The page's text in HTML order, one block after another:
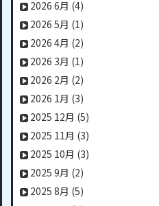
2026 6月 (4)
2026 5月 (1)
2026 4月 (2)
2026 3月 (1)
2026 2月 (2)
2026 1月 (3)
2025 12月 (5)
2025 11月 (3)
2025 10月 (3)
2025 9月 (2)
2025 8月 (5)